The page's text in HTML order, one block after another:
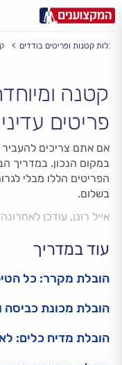
עיר: תל אביב, חיפה…
קטנות ופריטים בודדים
קטנה
פריטים
אם אתם צריכים להעביר
במקום הנכון. במדריך
הפריטים הללו מבלי
בשלום.
אייל רונן, עודכן לאחרונה:
עוד במדריך
הובלת מקרר: כל
הובלת מכונת כביסה
הובלת מדיח כלים: